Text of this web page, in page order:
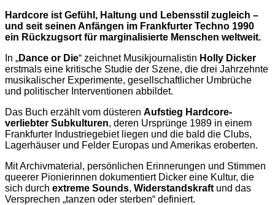
Hardcore ist Gefühl, Haltung und Lebensstil zugleich –
und seit seinen Anfängen im Frankfurter Techno 1990
ein Rückzugsort für marginalisierte Menschen weltweit.
In „Dance or Die“ zeichnet Musikjournalistin Holly Dicker
erstmals eine kritische Studie der Szene, die drei Jahrzehnte
musikalischer Experimente, gesellschaftlicher Umbrüche
und politischer Interventionen abbildet.
Das Buch erzählt vom düsteren Aufstieg Hardcore-
verliebter Subkulturen, deren Ursprünge 1989 in einem
Frankfurter Industriegebiet liegen und die bald die Clubs,
Lagerhäuser und Felder Europas und Amerikas eroberten.
Mit Archivmaterial, persönlichen Erinnerungen und Stimmen
queerer Pionierinnen dokumentiert Dicker eine Kultur, die
sich durch extreme Sounds, Widerstandskraft und das
Versprechen „tanzen oder sterben“ definiert.